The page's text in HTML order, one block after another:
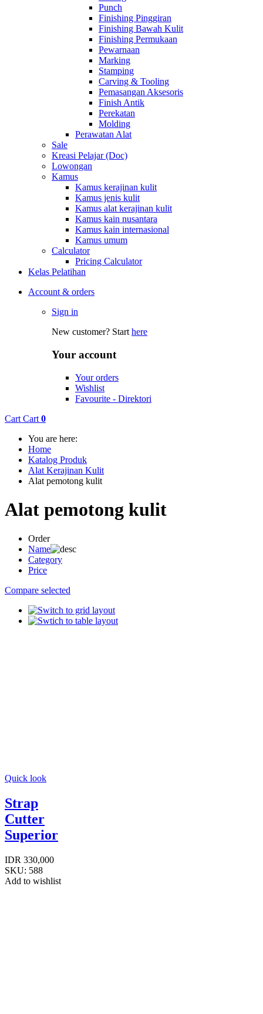
Punch
Finishing Pinggiran
Finishing Bawah Kulit
Finishing Permukaan
Pewarnaan
Marking
Stamping
Carving & Tooling
Pemasangan Aksesoris
Finish Antik
Perekatan
Molding
Perawatan Alat
Sale
Kreasi Pelajar (Doc)
Lowongan
Kamus
Kamus kerajinan kulit
Kamus jenis kulit
Kamus alat kerajinan kulit
Kamus kain nusantara
Kamus kain internasional
Kamus umum
Calculator
Pricing Calculator
Kelas Pelatihan
Account & orders
Sign in
New customer? Starthere
Your account
Your orders
Wishlist
Favourite - Direktori
Cart Cart 0
You are here:
Home
Katalog Produk
Alat Kerajinan Kulit
Alat pemotong kulit
Alat pemotong kulit
Order
Name
Category
Price
Compare selected
Quick look
Strap
Cutter
Superior
IDR 330,000
SKU: 588
Add to wishlist